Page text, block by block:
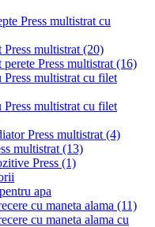
Press multistrat cu
multistrat (20)
Press multistrat (16)
Press multistrat cu filet
Press multistrat cu filet
Press multistrat (4)
multistrat (13)
Press (1)
apa
cu maneta alama (11)
cu maneta alama cu